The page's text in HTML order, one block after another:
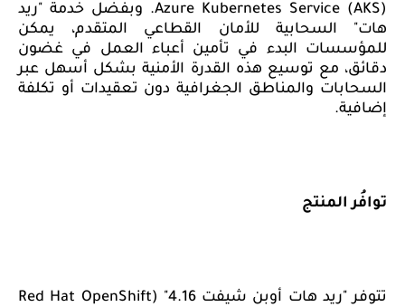
Azure Kubernetes Service (AKS). وبفضل خدمة "ريد
هات" السحابية للأمان القطاعي المتقدم، يمكن
للمؤسسات البدء في تأمين أعباء العمل في غضون
دقائق، مع توسيع هذه القدرة الأمنية بشكل أسهل عبر
السحابات والمناطق الجغرافية دون تعقيدات أو تكلفة
إضافية.
توافُر المنتج
تتوفر "ريد هات أوبن شيفت 4.16" (
Red Hat OpenShift